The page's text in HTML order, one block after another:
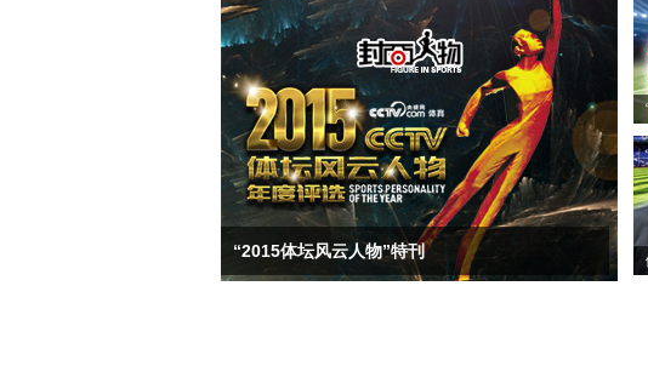
“2015体坛风云人物”特刊